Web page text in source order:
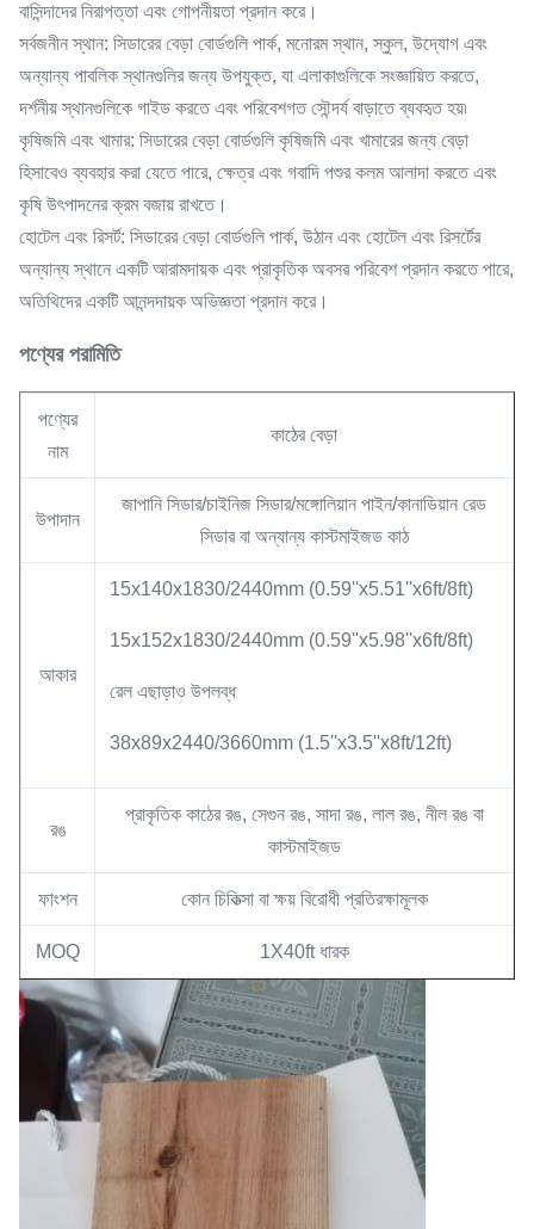
বাসিন্দাদের নিরাপত্তা এবং গোপনীয়তা প্রদান করে।
সর্বজনীন স্থান: সিডারের বেড়া বোর্ডগুলি পার্ক, মনোরম স্থান, স্কুল, উদ্যোগ এবং
অন্যান্য পাবলিক স্থানগুলির জন্য উপযুক্ত, যা এলাকাগুলিকে সংজ্ঞায়িত করতে,
দর্শনীয় স্থানগুলিকে গাইড করতে এবং পরিবেশগত সৌন্দর্য বাড়াতে ব্যবহৃত হয়৷
কৃষিজমি এবং খামার: সিডারের বেড়া বোর্ডগুলি কৃষিজমি এবং খামারের জন্য বেড়া
হিসাবেও ব্যবহার করা যেতে পারে, ক্ষেত্র এবং গবাদি পশুর কলম আলাদা করতে এবং
কৃষি উৎপাদনের ক্রম বজায় রাখতে।
হোটেল এবং রিসর্ট: সিডারের বেড়া বোর্ডগুলি পার্ক, উঠান এবং হোটেল এবং রিসর্টের
অন্যান্য স্থানে একটি আরামদায়ক এবং প্রাকৃতিক অবসর পরিবেশ প্রদান করতে পারে,
অতিথিদের একটি আনন্দদায়ক অভিজ্ঞতা প্রদান করে।
পণ্যের পরামিতি
পণ্যের
নাম
কাঠের বেড়া
উপাদান
জাপানি সিডার/চাইনিজ সিডার/মঙ্গোলিয়ান পাইন/কানাডিয়ান রেড
সিডার বা অন্যান্য কাস্টমাইজড কাঠ
আকার
15x140x1830/2440mm (0.59''x5.51''x6ft/8ft)
15x152x1830/2440mm (0.59''x5.98''x6ft/8ft)
রেল এছাড়াও উপলব্ধ
38x89x2440/3660mm (1.5''x3.5''x8ft/12ft)
রঙ
প্রাকৃতিক কাঠের রঙ, সেগুন রঙ, সাদা রঙ, লাল রঙ, নীল রঙ বা
কাস্টমাইজড
ফাংশন কোন চিকিত্সা বা ক্ষয় বিরোধী প্রতিরক্ষামূলক
MOQ 1X40ft ধারক